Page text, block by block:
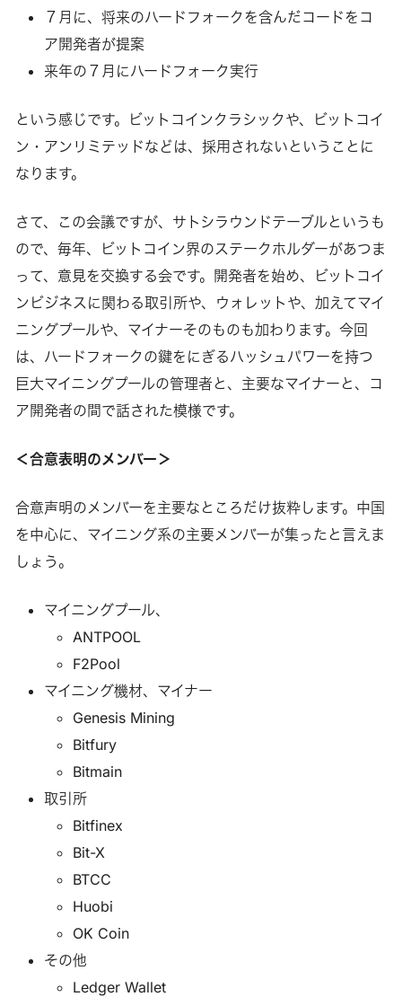
７月に、将来のハードフォークを含んだコードをコ
ア開発者が提案
来年の７月にハードフォーク実行
という感じです。ビットコインクラシックや、ビットコイ
ン・アンリミテッドなどは、採用されないということに
なります。
さて、この会議ですが、サトシラウンドテーブルというも
ので、毎年、ビットコイン界のステークホルダーがあつま
って、意見を交換する会です。開発者を始め、ビットコイ
ンビジネスに関わる取引所や、ウォレットや、加えてマイ
ニングプールや、マイナーそのものも加わります。今回
は、ハードフォークの鍵をにぎるハッシュパワーを持つ
巨大マイニングプールの管理者と、主要なマイナーと、コ
ア開発者の間で話された模様です。
＜合意表明のメンバー＞
合意声明のメンバーを主要なところだけ抜粋します。中国
を中心に、マイニング系の主要メンバーが集ったと言えま
しょう。
マイニングプール、
ANTPOOL
F2Pool
マイニング機材、マイナー
Genesis Mining
Bitfury
Bitmain
取引所
Bitfinex
Bit-X
BTCC
Huobi
OK Coin
その他
Ledger Wallet